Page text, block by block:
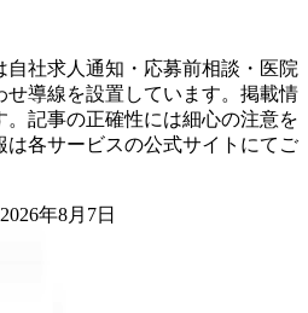
自社求人通知・応募前相談・医院
せ導線を設置しています。掲載情
記事の正確性には細心の注意を
各サービスの公式サイトにてご
2026年8月7日